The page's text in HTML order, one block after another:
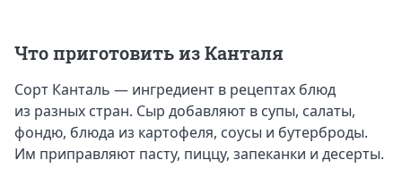
Что приготовить из Канталя
Сорт Канталь — ингредиент в рецептах блюд
из разных стран. Сыр добавляют в супы, салаты,
фондю, блюда из картофеля, соусы и бутерброды.
Им приправляют пасту, пиццу, запеканки и десерты.